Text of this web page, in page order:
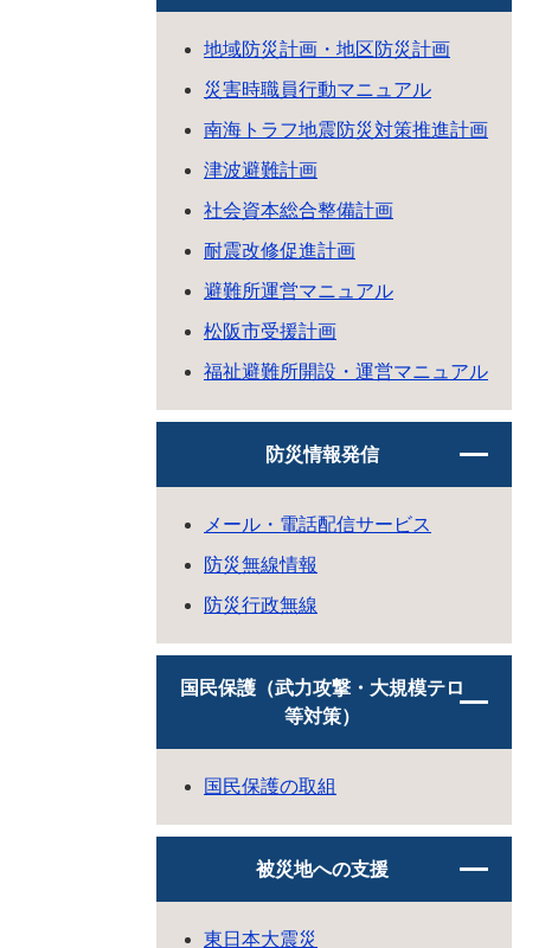
地域防災計画・地区防災計画
災害時職員行動マニュアル
南海トラフ地震防災対策推進計画
津波避難計画
社会資本総合整備計画
耐震改修促進計画
避難所運営マニュアル
松阪市受援計画
福祉避難所開設・運営マニュアル
防災情報発信
メール・電話配信サービス
防災無線情報
防災行政無線
国民保護（武力攻撃・大規模テロ
等対策）
国民保護の取組
被災地への支援
東日本大震災